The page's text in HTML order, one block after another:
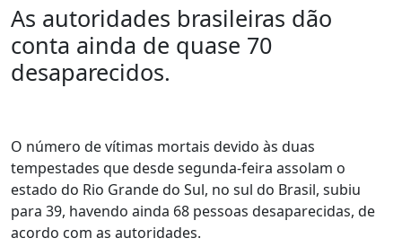
As autoridades brasileiras dão
conta ainda de quase 70
desaparecidos.
O número de vítimas mortais devido às duas
tempestades que desde segunda-feira assolam o
estado do Rio Grande do Sul, no sul do Brasil, subiu
para 39, havendo ainda 68 pessoas desaparecidas, de
acordo com as autoridades.